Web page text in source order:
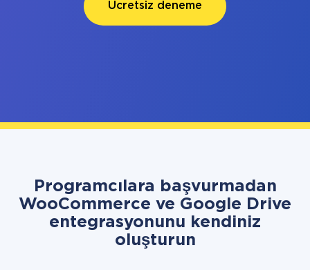
Ücretsiz deneme
Programcılara başvurmadan
WooCommerce ve Google Drive
entegrasyonunu kendiniz
oluşturun